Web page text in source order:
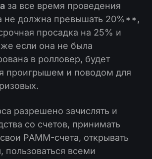
за все время проведения
не должна превышать 20%**,
просадка на 25% и
если она не была
в ролловер, будет
проигрышем и поводом для
разрешено зачислять и
со счетов, принимать
PAMM-счета, открывать
пользоваться всеми